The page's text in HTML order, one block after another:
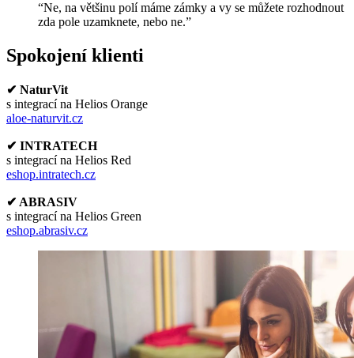
“Ne, na většinu polí máme zámky a vy se můžete rozhodnout
zda pole uzamknete, nebo ne.”
Spokojení klienti
✔ NaturVit
s integrací na Helios Orange
aloe-naturvit.cz
✔ INTRATECH
s integrací na Helios Red
eshop.intratech.cz
✔ ABRASIV
s integrací na Helios Green
eshop.abrasiv.cz